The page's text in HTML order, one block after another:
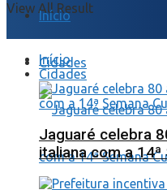
View All Result
Início
Cidades
Início
Cidades
Jaguaré celebra
italiana com a 14ª